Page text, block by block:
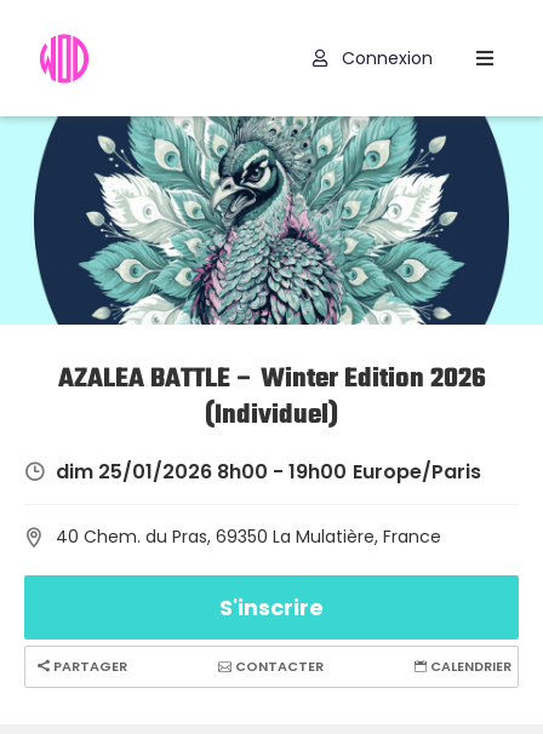
Hyrox
Programmes
WOD
Exercices
Connexion
AZALEA BATTLE – Winter Edition 2026
(Individuel)
dim 25/01/2026 8h00 - 19h00 Europe/Paris
40 Chem. du Pras, 69350 La Mulatière, France
S'inscrire
PARTAGER CONTACTER CALENDRIER